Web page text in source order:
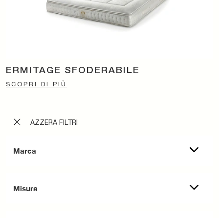
AZZERA FILTRI
Marca
Misura
ERMITAGE SFODERABILE
SCOPRI DI PIÙ